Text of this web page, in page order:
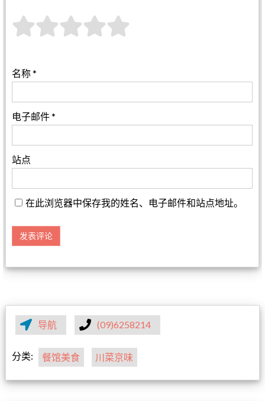
名称*
电子邮件*
站点
在此浏览器中保存我的姓名、电子邮件和站点地址。
导航 (09)6258214
分类: 餐馆美食 川菜京味